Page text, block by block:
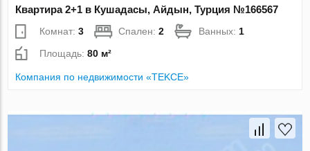
Квартира 2+1 в Кушадасы, Айдын, Турция №166567
Комнат:3 Спален:2 Ванных:1
Площадь:80 м²
Компания по недвижимости «TEKCE»